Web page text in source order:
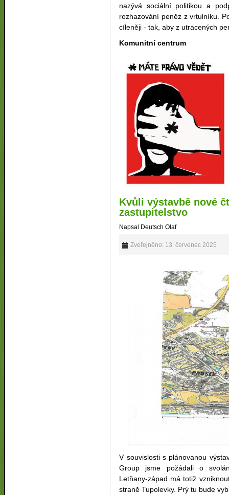
nazývá sociální politikou a
rozhazování peněz z vrtulníku.
cíleněji - tak, aby z utracených
Komunitní centrum
Kvůli výstavbě nové
zastupitelstvo
Napsal Deutsch Olaf
Zveřejněno: 13. červenec 2025
V souvislosti s plánovanou
Group jsme požádali o
Letňany-západ má totiž
straně Tupolevky. Prý tu bude